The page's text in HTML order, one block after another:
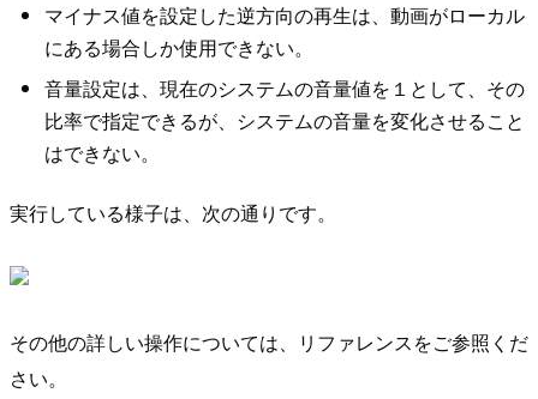
マイナス値を設定した逆方向の再生は、動画がローカル
にある場合しか使用できない。
音量設定は、現在のシステムの音量値を１として、その
比率で指定できるが、システムの音量を変化させること
はできない。
実行している様子は、次の通りです。
その他の詳しい操作については、リファレンスをご参照くだ
さい。